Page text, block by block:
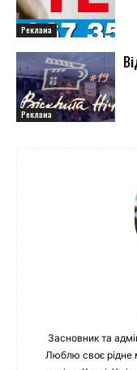
Реклама
Реклама
Засновник та
Люблю своє рідне